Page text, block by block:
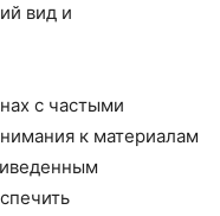
вид и
с частыми
к материалам